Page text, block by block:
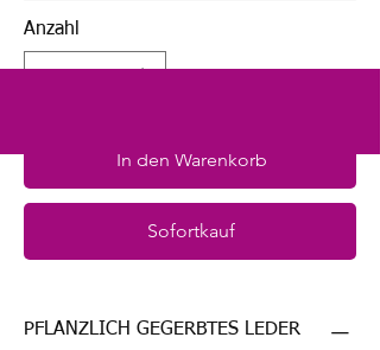
Anzahl
In den Warenkorb
Sofortkauf
PFLANZLICH GEGERBTES LEDER